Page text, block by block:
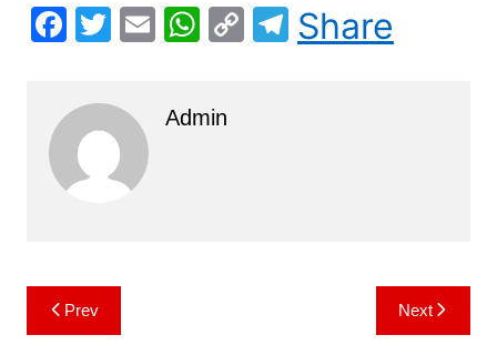
F
c
e
b
o
T
itt
er
E W
s
C T
el
Share
Admin
Post
Prev Next